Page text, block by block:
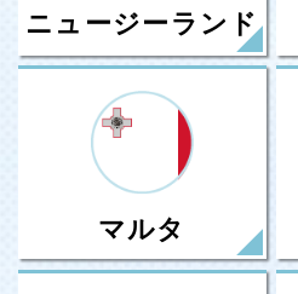
ニュージーランド
マルタ